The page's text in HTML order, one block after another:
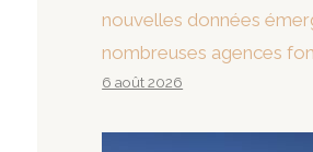
nouvelles données
nombreuses agences
6 août 2026